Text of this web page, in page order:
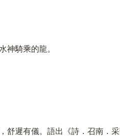
神騎乘的龍。
舒遲有儀。語出《詩．召南．